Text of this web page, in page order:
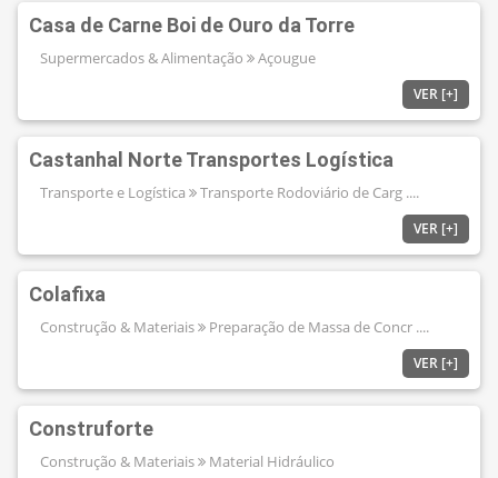
Casa de Carne Boi de Ouro da Torre
Supermercados & Alimentação Açougue
VER [+]
Castanhal Norte Transportes Logística
Transporte e Logística Transporte Rodoviário de Carg ....
VER [+]
Colafixa
Construção & Materiais Preparação de Massa de Concr ....
VER [+]
Construforte
Construção & Materiais Material Hidráulico